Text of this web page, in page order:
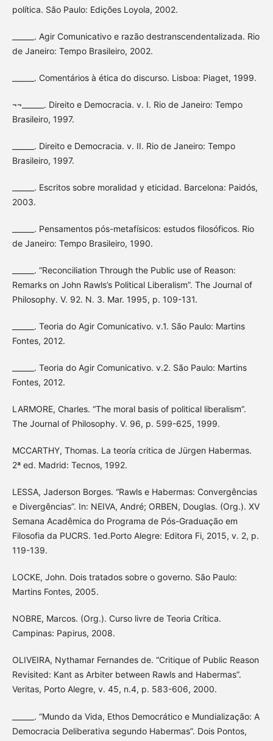
política. São Paulo: Edições Loyola, 2002.
______. Agir Comunicativo e razão destranscendentalizada. Rio
de Janeiro: Tempo Brasileiro, 2002.
______. Comentários à ética do discurso. Lisboa: Piaget, 1999.
¬¬______. Direito e Democracia. v. I. Rio de Janeiro: Tempo
Brasileiro, 1997.
______. Direito e Democracia. v. II. Rio de Janeiro: Tempo
Brasileiro, 1997.
______. Escritos sobre moralidad y eticidad. Barcelona: Paidós,
2003.
______. Pensamentos pós-metafísicos: estudos filosóficos. Rio
de Janeiro: Tempo Brasileiro, 1990.
______. “Reconciliation Through the Public use of Reason:
Remarks on John Rawls’s Political Liberalism”. The Journal of
Philosophy. V. 92. N. 3. Mar. 1995, p. 109-131.
______. Teoria do Agir Comunicativo. v.1. São Paulo: Martins
Fontes, 2012.
______. Teoria do Agir Comunicativo. v.2. São Paulo: Martins
Fontes, 2012.
LARMORE, Charles. “The moral basis of political liberalism”.
The Journal of Philosophy. V. 96, p. 599-625, 1999.
MCCARTHY, Thomas. La teoría critica de Jürgen Habermas.
2ª ed. Madrid: Tecnos, 1992.
LESSA, Jaderson Borges. “Rawls e Habermas: Convergências
e Divergências”. In: NEIVA, André; ORBEN, Douglas. (Org.). XV
Semana Acadêmica do Programa de Pós-Graduação em
Filosofia da PUCRS. 1ed.Porto Alegre: Editora Fi, 2015, v. 2, p.
119-139.
LOCKE, John. Dois tratados sobre o governo. São Paulo:
Martins Fontes, 2005.
NOBRE, Marcos. (Org.). Curso livre de Teoria Crítica.
Campinas: Papirus, 2008.
OLIVEIRA, Nythamar Fernandes de. “Critique of Public Reason
Revisited: Kant as Arbiter between Rawls and Habermas”.
Veritas, Porto Alegre, v. 45, n.4, p. 583-606, 2000.
______. “Mundo da Vida, Ethos Democrático e Mundialização: A
Democracia Deliberativa segundo Habermas”. Dois Pontos,